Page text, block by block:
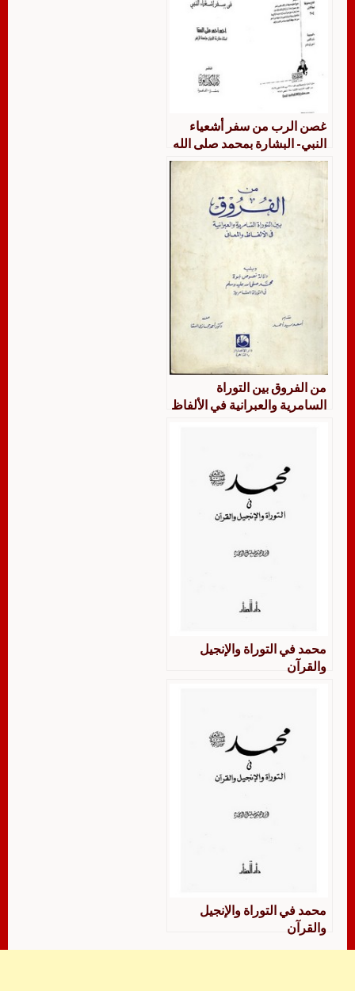
غصن الرب من سفر أشعياء
النبي- البشارة بمحمد صلى الله
عليه وسلم
من الفروق بين التوراة
السامرية والعبرانية في الألفاظ
محمد في التوراة والإنجيل
والقرآن
محمد في التوراة والإنجيل
والقرآن